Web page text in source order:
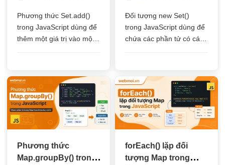
Phương thức Set.add()
trong JavaScript dùng để
thêm một giá trị vào một
Đối tượng new Set()
trong JavaScript dùng để
chứa các phần tử có các
Phương thức
Map.groupBy() trong
forEach() lặp đối
tượng Map trong